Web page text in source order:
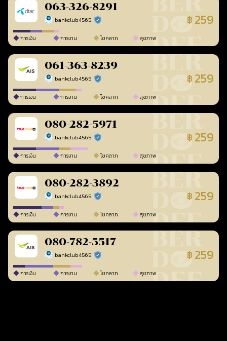
063-326-8291
bankclub4565 ร้านยืนยันแล้ว ฿ 259
การเงิน การงาน โชคลาภ สุขภาพ
061-363-8239
bankclub4565 ร้านยืนยันแล้ว ฿ 259
การเงิน การงาน โชคลาภ สุขภาพ
080-282-5971
bankclub4565 ร้านยืนยันแล้ว ฿ 259
การเงิน การงาน โชคลาภ สุขภาพ
080-282-3892
bankclub4565 ร้านยืนยันแล้ว ฿ 259
การเงิน การงาน โชคลาภ สุขภาพ
080-782-5517
bankclub4565 ร้านยืนยันแล้ว ฿ 259
การเงิน การงาน โชคลาภ สุขภาพ